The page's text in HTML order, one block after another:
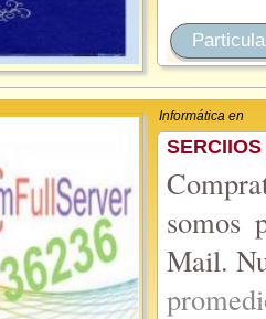
Informática en
somos
Mail.